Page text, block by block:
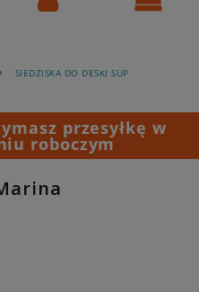
SIEDZISKA DO DESKI SUP
przesyłkę w
roboczym